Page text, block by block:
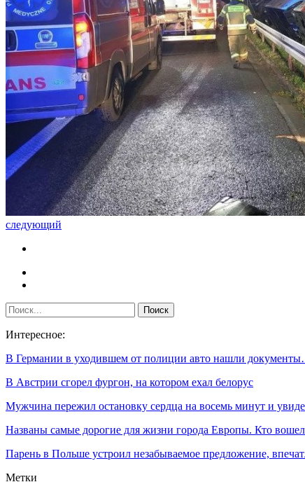
следующий
Интересное:
В Германии в уходившем от полиции авто нашли
В Австрии сгорел фургон, на котором ехал белорус
Мужчина пережил остановку сердца на восемь минут и
Названы самые дорогие для жизни города Европы. Кто
Парень в Польше устроил незабываемое предложение,
Метки